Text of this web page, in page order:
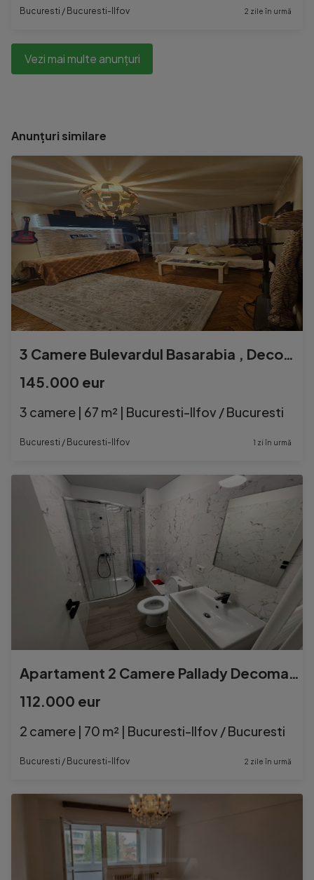
Bucuresti / Bucuresti-Ilfov 2 zile în urmă
Vezi mai multe anunțuri
Anunțuri similare
3 Camere Bulevardul Basarabia , Decomandat , apoape de metro
145.000 eur
3 camere | 67 m² | Bucuresti-Ilfov / Bucuresti
Bucuresti / Bucuresti-Ilfov 1 zi în urmă
Apartament 2 Camere Pallady Decomandat+loc de parcare
112.000 eur
2 camere | 70 m² | Bucuresti-Ilfov / Bucuresti
Bucuresti / Bucuresti-Ilfov 2 zile în urmă